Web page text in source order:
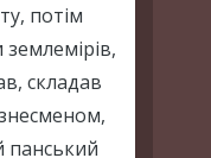
потім
землемірів,
складав
панський